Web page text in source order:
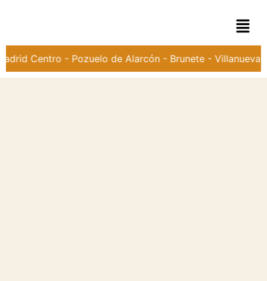
Centro - Pozuelo de Alarcón - Brunete -